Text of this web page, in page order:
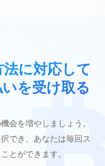
に対応して
を受け取る
会を増やしましょう。
でき、あなたは毎回ス
とができます。